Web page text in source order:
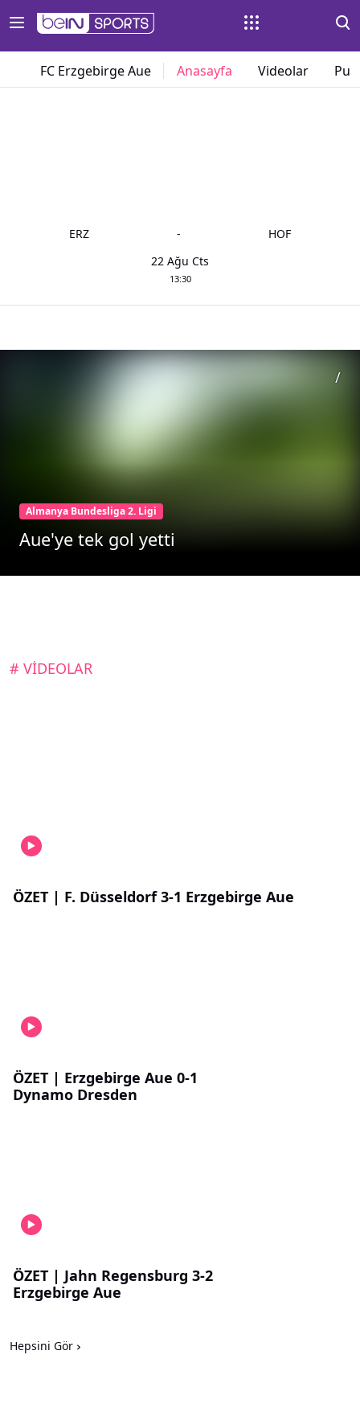
FC Erzgebirge Aue Anasayfa Videolar
ERZ -
HOF
22 Ağu Cts
13:30
/
Almanya Bundesliga 2. Ligi
Aue'ye tek gol yetti
# VİDEOLAR
ÖZET | F. Düsseldorf 3-1 Erzgebirge Aue
ÖZET | Erzgebirge Aue 0-1
Dynamo Dresden
ÖZET | Jahn Regensburg 3-2
Erzgebirge Aue
Hepsini Gör